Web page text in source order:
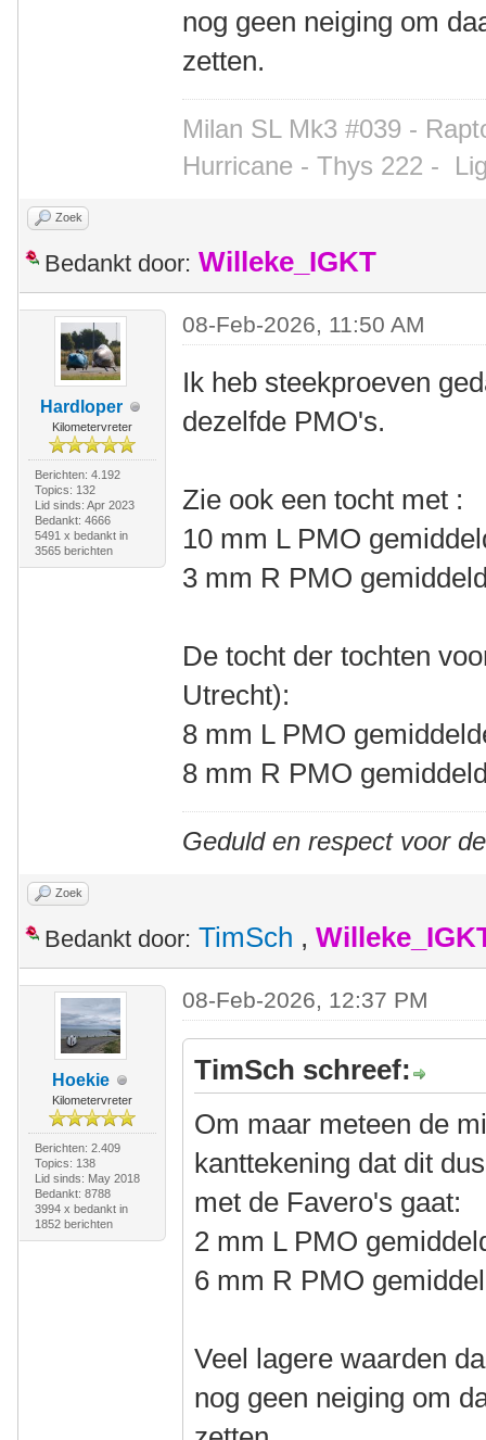
nog geen neiging om
zetten.
Milan SL Mk3 #039 -
Hurricane - Thys 222 -
Zoek
Bedankt door: Willeke_IGKT
Hardloper
Kilometervreter
Berichten: 4.192
Topics: 132
Lid sinds: Apr 2023
Bedankt: 4666
5491 x bedankt in
3565 berichten
08-Feb-2026, 11:50 AM
Ik heb steekproeven
dezelfde PMO's.
Zie ook een tocht met :
10 mm L PMO
3 mm R PMO
De tocht der tochten
Utrecht):
8 mm L PMO
8 mm R PMO
Geduld en respect voor
Zoek
Bedankt door: TimSch ,
Hoekie
Kilometervreter
Berichten: 2.409
Topics: 138
Lid sinds: May 2018
Bedankt: 8788
3994 x bedankt in
1852 berichten
08-Feb-2026, 12:37 PM
TimSch schreef:
Om maar meteen de
kanttekening dat dit
met de Favero's gaat:
2 mm L PMO
6 mm R PMO
Veel lagere waarden
nog geen neiging om